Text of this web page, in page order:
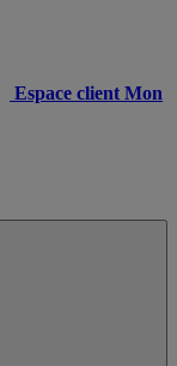
Espace client Mon